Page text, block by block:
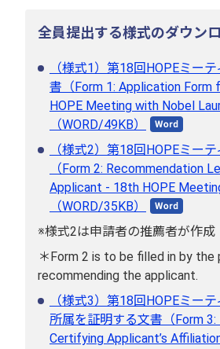
全員提出する様式のダウン
（様式1）第18回HOPEミー
書（Form 1: Application Form
HOPE Meeting with Nobel
（WORD/49KB）
（様式2）第18回HOPEミー
（Form 2: Recommendation
Applicant - 18th HOPE
（WORD/35KB）
※様式2は申請者の推薦者が作成
＊Form 2 is to be filled in by the
recommending the applicant.
（様式3）第18回HOPEミー
所属を証明する文書（Form
Certifying Applicant’s